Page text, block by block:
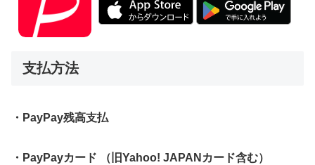
支払方法
・PayPay残高支払
・PayPayカード （旧Yahoo! JAPANカード含む）